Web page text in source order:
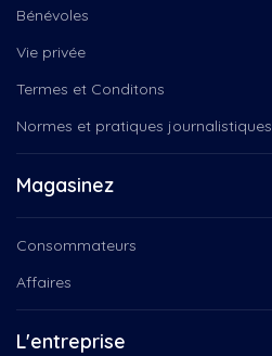
Bénévoles
Vie privée
Termes et Conditons
Normes et pratiques journalistiques
Magasinez
Consommateurs
Affaires
L'entreprise